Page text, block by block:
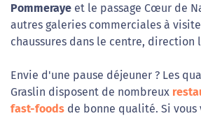
Pommeraye et le passage Cœur de
autres galeries commerciales à
chaussures dans le centre, direction
Envie d'une pause déjeuner ? Les
Graslin disposent de nombreux
fast-foods de bonne qualité. Si